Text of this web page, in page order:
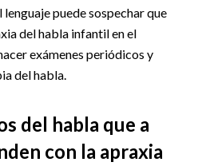
puede sospechar que
del habla infantil en el
exámenes periódicos y
del habla.
del habla que a
con la apraxia